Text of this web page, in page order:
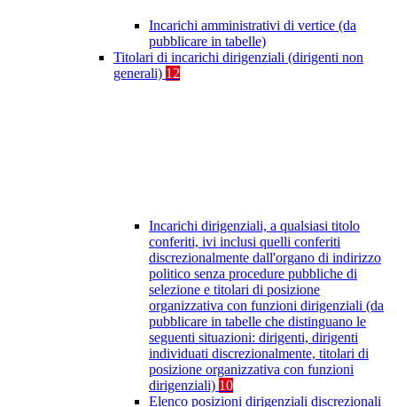
Incarichi amministrativi di vertice (da
pubblicare in tabelle)
Titolari di incarichi dirigenziali (dirigenti non
generali) 12
Incarichi dirigenziali, a qualsiasi titolo
conferiti, ivi inclusi quelli conferiti
discrezionalmente dall'organo di indirizzo
politico senza procedure pubbliche di
selezione e titolari di posizione
organizzativa con funzioni dirigenziali (da
pubblicare in tabelle che distinguano le
seguenti situazioni: dirigenti, dirigenti
individuati discrezionalmente, titolari di
posizione organizzativa con funzioni
dirigenziali) 10
Elenco posizioni dirigenziali discrezionali